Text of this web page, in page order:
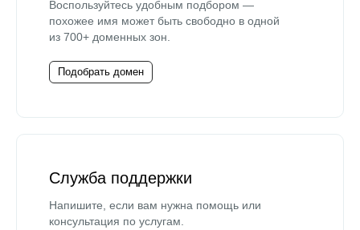
Воспользуйтесь удобным подбором —
похожее имя может быть свободно в одной
из 700+ доменных зон.
Подобрать домен
Служба поддержки
Напишите, если вам нужна помощь или
консультация по услугам.